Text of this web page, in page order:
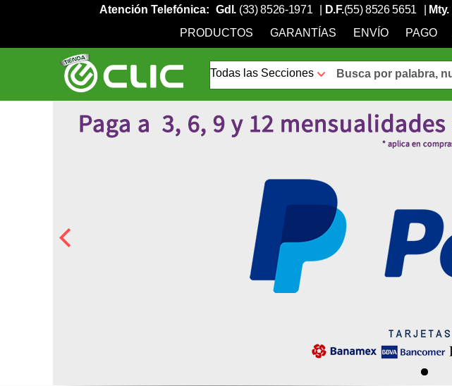
Atención Telefónica: Gdl. (33) 8526-1971 D.F.(55) 8526 5651 Mty.
PRODUCTOS
GARANTÍAS ENVÍO PAGO